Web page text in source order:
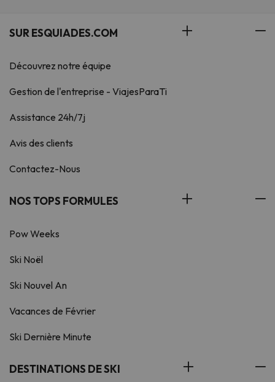
SUR ESQUIADES.COM
Découvrez notre équipe
Gestion de l'entreprise - ViajesParaTi
Assistance 24h/7j
Avis des clients
Contactez-Nous
NOS TOPS FORMULES
Pow Weeks
Ski Noël
Ski Nouvel An
Vacances de Février
Ski Dernière Minute
DESTINATIONS DE SKI